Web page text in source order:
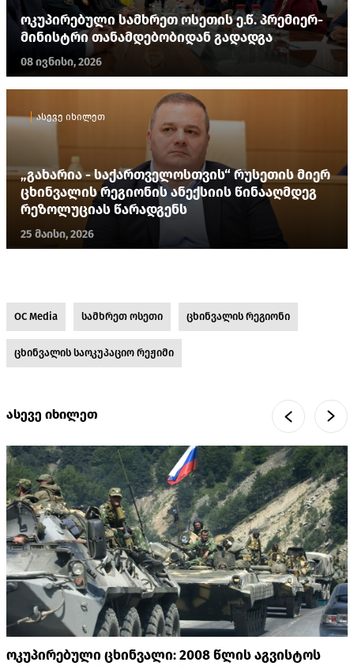
ოკუპირებული სამხრეთ ოსეთის ე.წ. პრემიერ-
მინისტრი თანამდებობიდან გადადგა
08 ივნისი, 2026
ასევე იხილეთ
„გახარია - საქართველოსთვის“ რუსეთის მიერ
ცხინვალის რეგიონის ანექსიის წინააღმდეგ
რეზოლუციას წარადგენს
25 მაისი, 2026
OC Media სამხრეთ ოსეთი ცხინვალის რეგიონი
ცხინვალის საოკუპაციო რეჟიმი
ასევე იხილეთ
ოკუპირებული ცხინვალი: 2008 წლის აგვისტოს